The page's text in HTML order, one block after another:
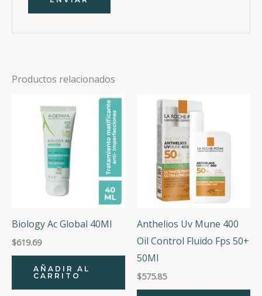
Productos relacionados
Biology Ac Global 40Ml
$619.69
AÑADIR AL
CARRITO
Anthelios Uv Mune 400
Oil Control Fluido Fps 50+
50Ml
$575.85